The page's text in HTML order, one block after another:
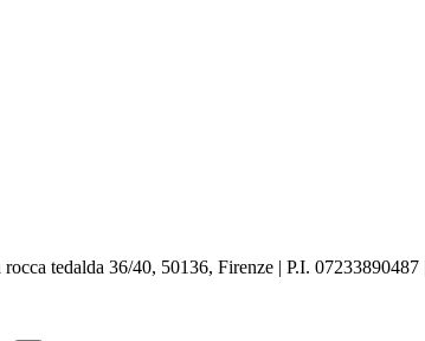
tedalda 36/40, 50136, Firenze | P.I.